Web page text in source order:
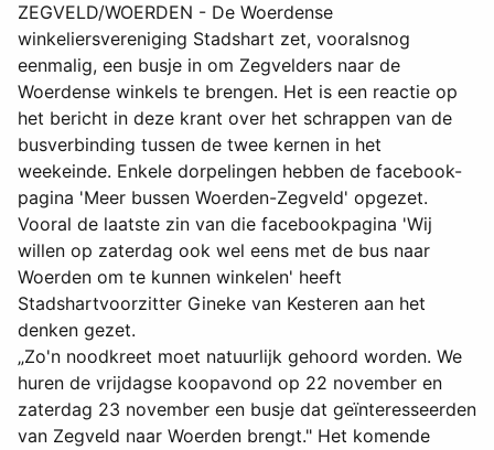
ZEGVELD/WOERDEN - De Woerdense
winkeliersvereniging Stadshart zet, vooralsnog
eenmalig, een busje in om Zegvelders naar de
Woerdense winkels te brengen. Het is een reactie op
het bericht in deze krant over het schrappen van de
busverbinding tussen de twee kernen in het
weekeinde. Enkele dorpelingen hebben de facebook-
pagina 'Meer bussen Woerden-Zegveld' opgezet.
Vooral de laatste zin van die facebookpagina 'Wij
willen op zaterdag ook wel eens met de bus naar
Woerden om te kunnen winkelen' heeft
Stadshartvoorzitter Gineke van Kesteren aan het
denken gezet.
„Zo'n noodkreet moet natuurlijk gehoord worden. We
huren de vrijdagse koopavond op 22 november en
zaterdag 23 november een busje dat geïnteresseerden
van Zegveld naar Woerden brengt." Het komende